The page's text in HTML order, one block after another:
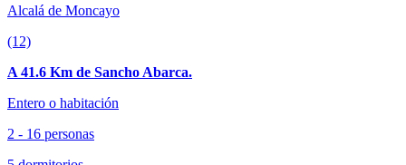
Alcalá de Moncayo
(12)
A 41.6 Km de Sancho Abarca.
Entero o habitación
2 - 16 personas